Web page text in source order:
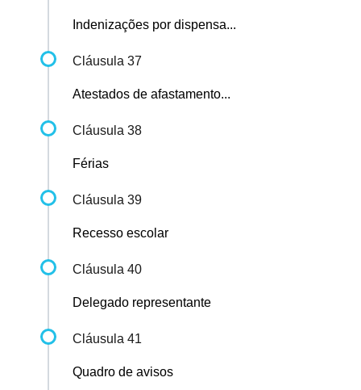
Indenizações por dispensa...
Cláusula 37
Atestados de afastamento...
Cláusula 38
Férias
Cláusula 39
Recesso escolar
Cláusula 40
Delegado representante
Cláusula 41
Quadro de avisos